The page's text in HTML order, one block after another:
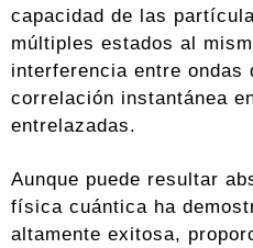
capacidad de las
múltiples estados al
interferencia entre ondas
correlación instantánea
entrelazadas.
Aunque puede resultar
física cuántica ha
altamente exitosa,